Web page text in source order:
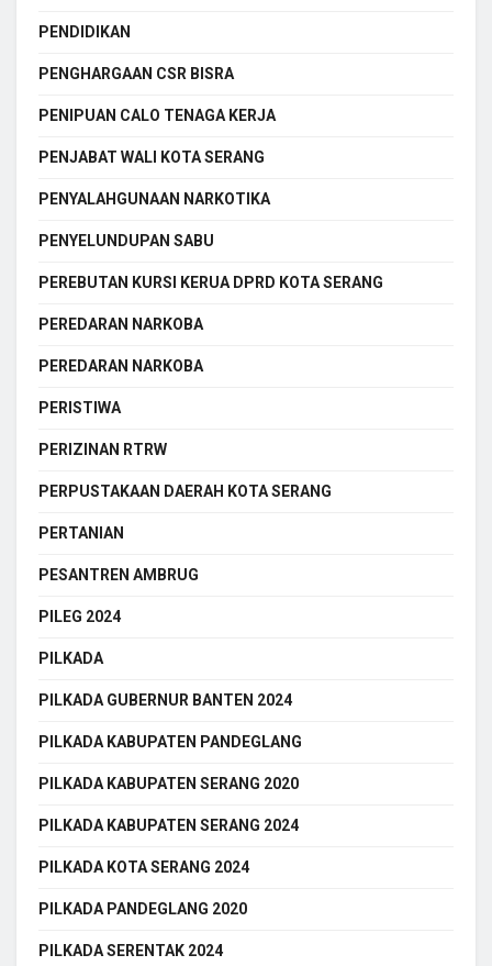
PENDIDIKAN
PENGHARGAAN CSR BISRA
PENIPUAN CALO TENAGA KERJA
PENJABAT WALI KOTA SERANG
PENYALAHGUNAAN NARKOTIKA
PENYELUNDUPAN SABU
PEREBUTAN KURSI KERUA DPRD KOTA SERANG
PEREDARAN NARKOBA
PEREDARAN NARKOBA
PERISTIWA
PERIZINAN RTRW
PERPUSTAKAAN DAERAH KOTA SERANG
PERTANIAN
PESANTREN AMBRUG
PILEG 2024
PILKADA
PILKADA GUBERNUR BANTEN 2024
PILKADA KABUPATEN PANDEGLANG
PILKADA KABUPATEN SERANG 2020
PILKADA KABUPATEN SERANG 2024
PILKADA KOTA SERANG 2024
PILKADA PANDEGLANG 2020
PILKADA SERENTAK 2024